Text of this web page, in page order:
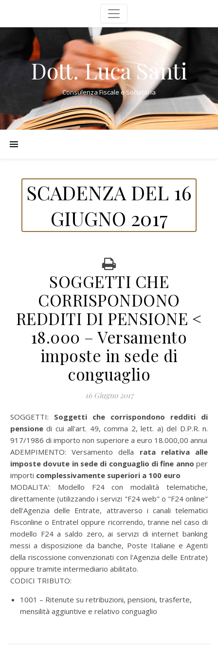
Dott. Luca Santi
Consulenza Fiscale e Societaria
SCADENZA DEL 16
GIUGNO 2017
SOGGETTI CHE
CORRISPONDONO
REDDITI DI PENSIONE <
18.000 – Versamento
imposte in sede di
conguaglio
16 Giugno 2017
SOGGETTI: Soggetti che corrispondono redditi di
pensionedi cui all'art. 49, comma 2, lett. a) del D.P.R. n.
917/1986 di importo non superiore a euro 18.000,00 annui
ADEMPIMENTO:Versamento della rata relativa alle
imposte dovute in sede di conguaglio di fine anno per
importi complessivamente superiori a 100 euro
MODALITA': Modello F24 con modalità telematiche,
direttamente (utilizzando i servizi "F24 web" o "F24 online"
dell'Agenzia delle Entrate, attraverso i canali telematici
Fisconline o Entratel oppure ricorrendo, tranne nel caso di
modello F24 a saldo zero, ai servizi di internet banking
messi a disposizione da banche, Poste Italiane e Agenti
della riscossione convenzionati con l'Agenzia delle Entrate)
oppure tramite intermediario abilitato.
CODICI TRIBUTO:
1001 – Ritenute su retribuzioni, pensioni, trasferte,
mensilità aggiuntive e relativo conguaglio